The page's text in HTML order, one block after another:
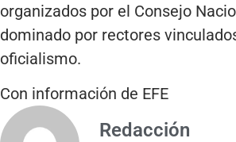
organizados por el Consejo
dominado por rectores
oficialismo.
Con información de EFE
Redacción